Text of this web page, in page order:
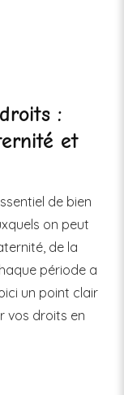
:
et
de bien
on peut
de la
période a
un point clair
vos droits en